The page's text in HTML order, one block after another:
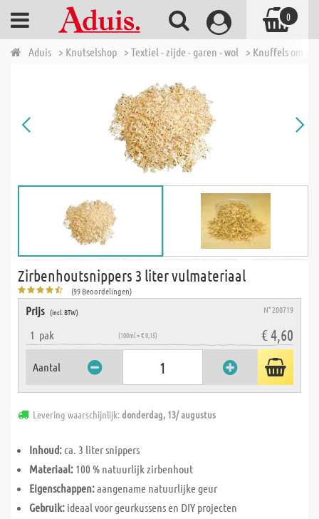
Aduis > Knutselshop > Textiel - zijde - garen - wol > Knuffels om
Zirbenhoutsnippers 3 liter vulmateriaal
(99 Beoordelingen)
Prijs (incl. BTW) N° 200719
1 pak (100ml = € 0,15) € 4,60
Aantal
Levering waarschijnlijk:donderdag, 13/ augustus
Inhoud:ca. 3 liter snippers
Materiaal: 100 % natuurlijk zirbenhout
Eigenschappen:aangename natuurlijke geur
Gebruik: ideaal voor geurkussens en DIY projecten
0